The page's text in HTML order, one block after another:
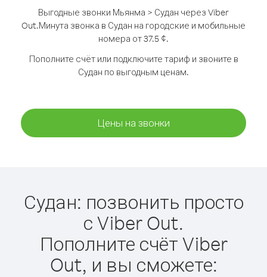
Выгодные звонки Мьянма > Судан через Viber
Out.Минута звонка в Судан на городские и мобильные
номера от 37.5 ¢.
Пополните счёт или подключите тариф и звоните в
Судан по выгодным ценам.
Цены на звонки
Судан: позвонить просто
с Viber Out.
Пополните счёт Viber
Out, и вы сможете: